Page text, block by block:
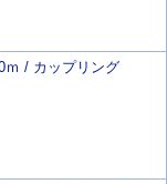
ｍ / カップリング